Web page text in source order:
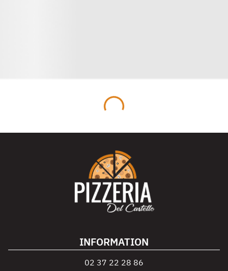
INFORMATION
02 37 22 28 86